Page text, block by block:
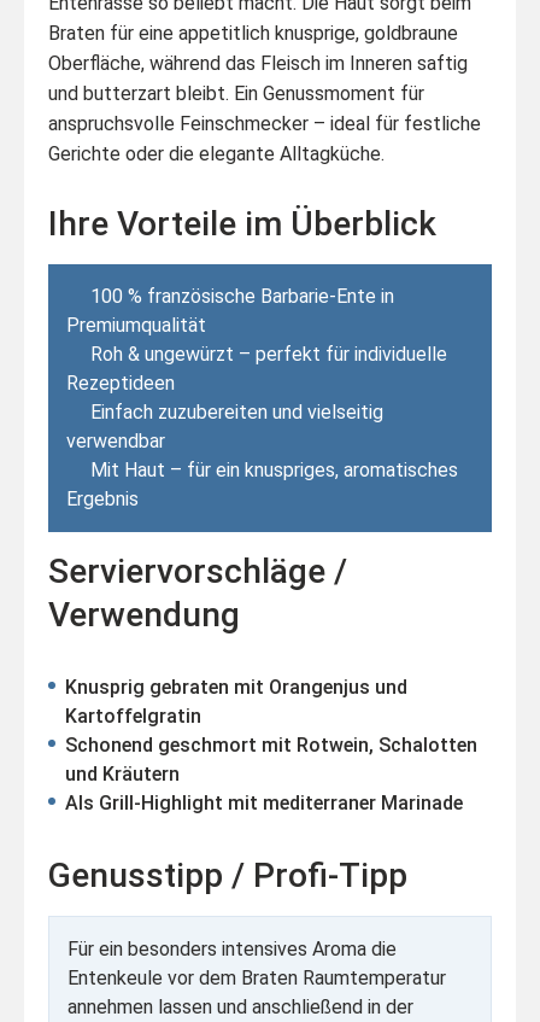
Braten für eine appetitlich knusprige, goldbraune
Oberfläche, während das Fleisch im Inneren saftig
und butterzart bleibt. Ein Genussmoment für
anspruchsvolle Feinschmecker – ideal für festliche
Gerichte oder die elegante Alltagküche.
Ihre Vorteile im Überblick
100 % französische Barbarie-Ente in
Premiumqualität
Roh & ungewürzt – perfekt für individuelle
Rezeptideen
Einfach zuzubereiten und vielseitig
verwendbar
Mit Haut – für ein knuspriges, aromatisches
Ergebnis
Serviervorschläge /
Verwendung
Knusprig gebraten mit Orangenjus und
Kartoffelgratin
Schonend geschmort mit Rotwein, Schalotten
und Kräutern
Als Grill-Highlight mit mediterraner Marinade
Genusstipp / Profi-Tipp
Für ein besonders intensives Aroma die
Entenkeule vor dem Braten Raumtemperatur
annehmen lassen und anschließend in der